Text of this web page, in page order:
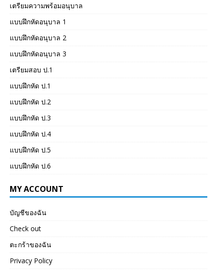
เตรียมความพร้อมอนุบาล
แบบฝึกหัดอนุบาล 1
แบบฝึกหัดอนุบาล 2
แบบฝึกหัดอนุบาล 3
เตรียมสอบ ป.1
แบบฝึกหัด ป.1
แบบฝึกหัด ป.2
แบบฝึกหัด ป.3
แบบฝึกหัด ป.4
แบบฝึกหัด ป.5
แบบฝึกหัด ป.6
MY ACCOUNT
บัญชีของฉัน
Check out
ตะกร้าของฉัน
Privacy Policy